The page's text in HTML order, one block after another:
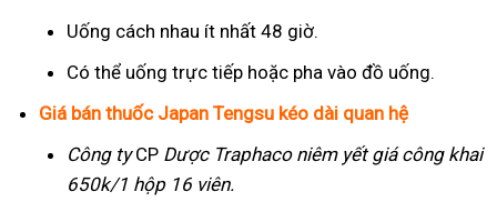
Uống cách nhau ít nhất 48 giờ.
Có thể uống trực tiếp hoặc pha vào đồ uống.
Giá bán thuốc Japan Tengsu kéo dài quan hệ
Công tyCP Dược Traphaconiêm yết giá công khai
650k/1 hộp 16 viên.